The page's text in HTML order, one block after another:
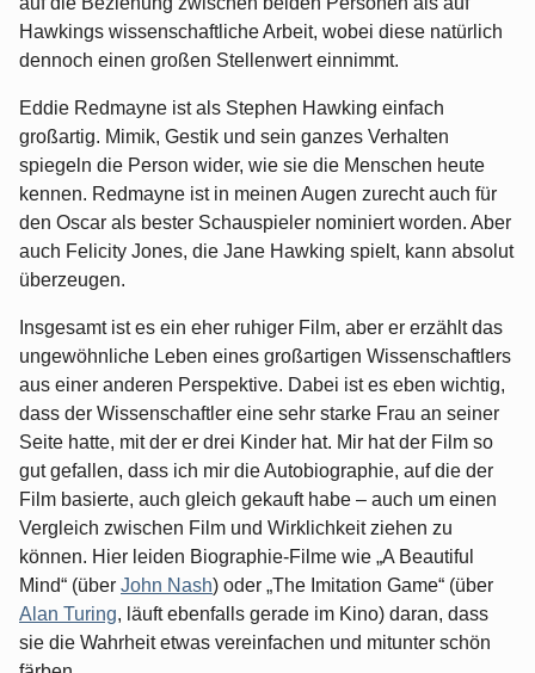
Hawkings wissenschaftliche Arbeit, wobei diese natürlich
dennoch einen großen Stellenwert einnimmt.
Eddie Redmayne ist als Stephen Hawking einfach
großartig. Mimik, Gestik und sein ganzes Verhalten
spiegeln die Person wider, wie sie die Menschen heute
kennen. Redmayne ist in meinen Augen zurecht auch für
den Oscar als bester Schauspieler nominiert worden. Aber
auch Felicity Jones, die Jane Hawking spielt, kann absolut
überzeugen.
Insgesamt ist es ein eher ruhiger Film, aber er erzählt das
ungewöhnliche Leben eines großartigen Wissenschaftlers
aus einer anderen Perspektive. Dabei ist es eben wichtig,
dass der Wissenschaftler eine sehr starke Frau an seiner
Seite hatte, mit der er drei Kinder hat. Mir hat der Film so
gut gefallen, dass ich mir die Autobiographie, auf die der
Film basierte, auch gleich gekauft habe – auch um einen
Vergleich zwischen Film und Wirklichkeit ziehen zu
können. Hier leiden Biographie-Filme wie „A Beautiful
Mind“ (über John Nash) oder „The Imitation Game“ (über
Alan Turing, läuft ebenfalls gerade im Kino) daran, dass
sie die Wahrheit etwas vereinfachen und mitunter schön